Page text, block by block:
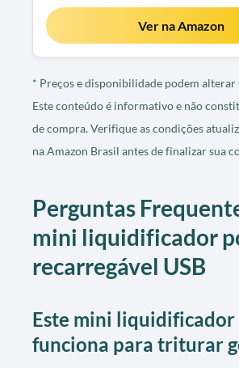
Ver na Amazon
* Preços e disponibilidade podem alterar
Este conteúdo é informativo e não
de compra. Verifique as condições
na Amazon Brasil antes de finalizar sua
Perguntas
mini liquidificador
recarregável USB
Este mini
funciona para triturar